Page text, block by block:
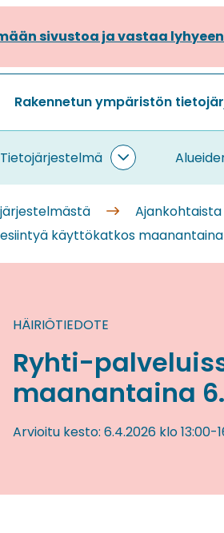
sivustoa ja vastaa
Rakennetun ympäristön
Tietojärjestelmä
alasivut
Ajankohtaista
käyttökatkos maanantaina
HÄIRIÖTIEDOTE
Ryhti-
maanantaina
Arvioitu kesto: 6.4.2026 klo 13:00-